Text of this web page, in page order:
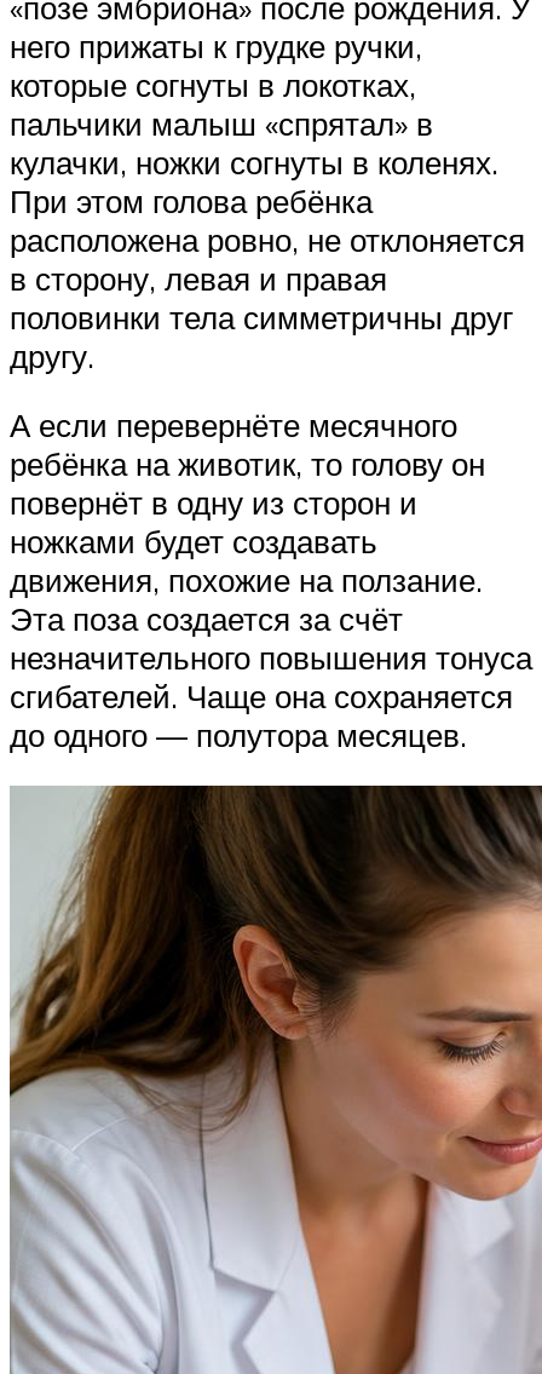
него прижаты к грудке ручки,
которые согнуты в локотках,
пальчики малыш «спрятал» в
кулачки, ножки согнуты в коленях.
При этом голова ребёнка
расположена ровно, не отклоняется
в сторону, левая и правая
половинки тела симметричны друг
другу.
А если перевернёте месячного
ребёнка на животик, то голову он
повернёт в одну из сторон и
ножками будет создавать
движения, похожие на ползание.
Эта поза создается за счёт
незначительного повышения тонуса
сгибателей. Чаще она сохраняется
до одного — полутора месяцев.